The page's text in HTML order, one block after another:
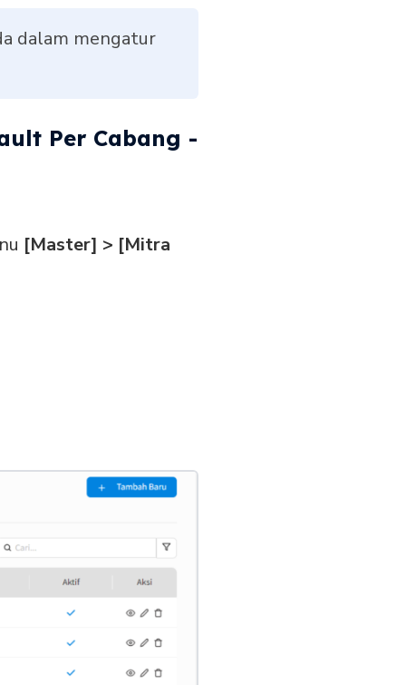
dalam mengatur
Per Cabang -
[Master] > [Mitra